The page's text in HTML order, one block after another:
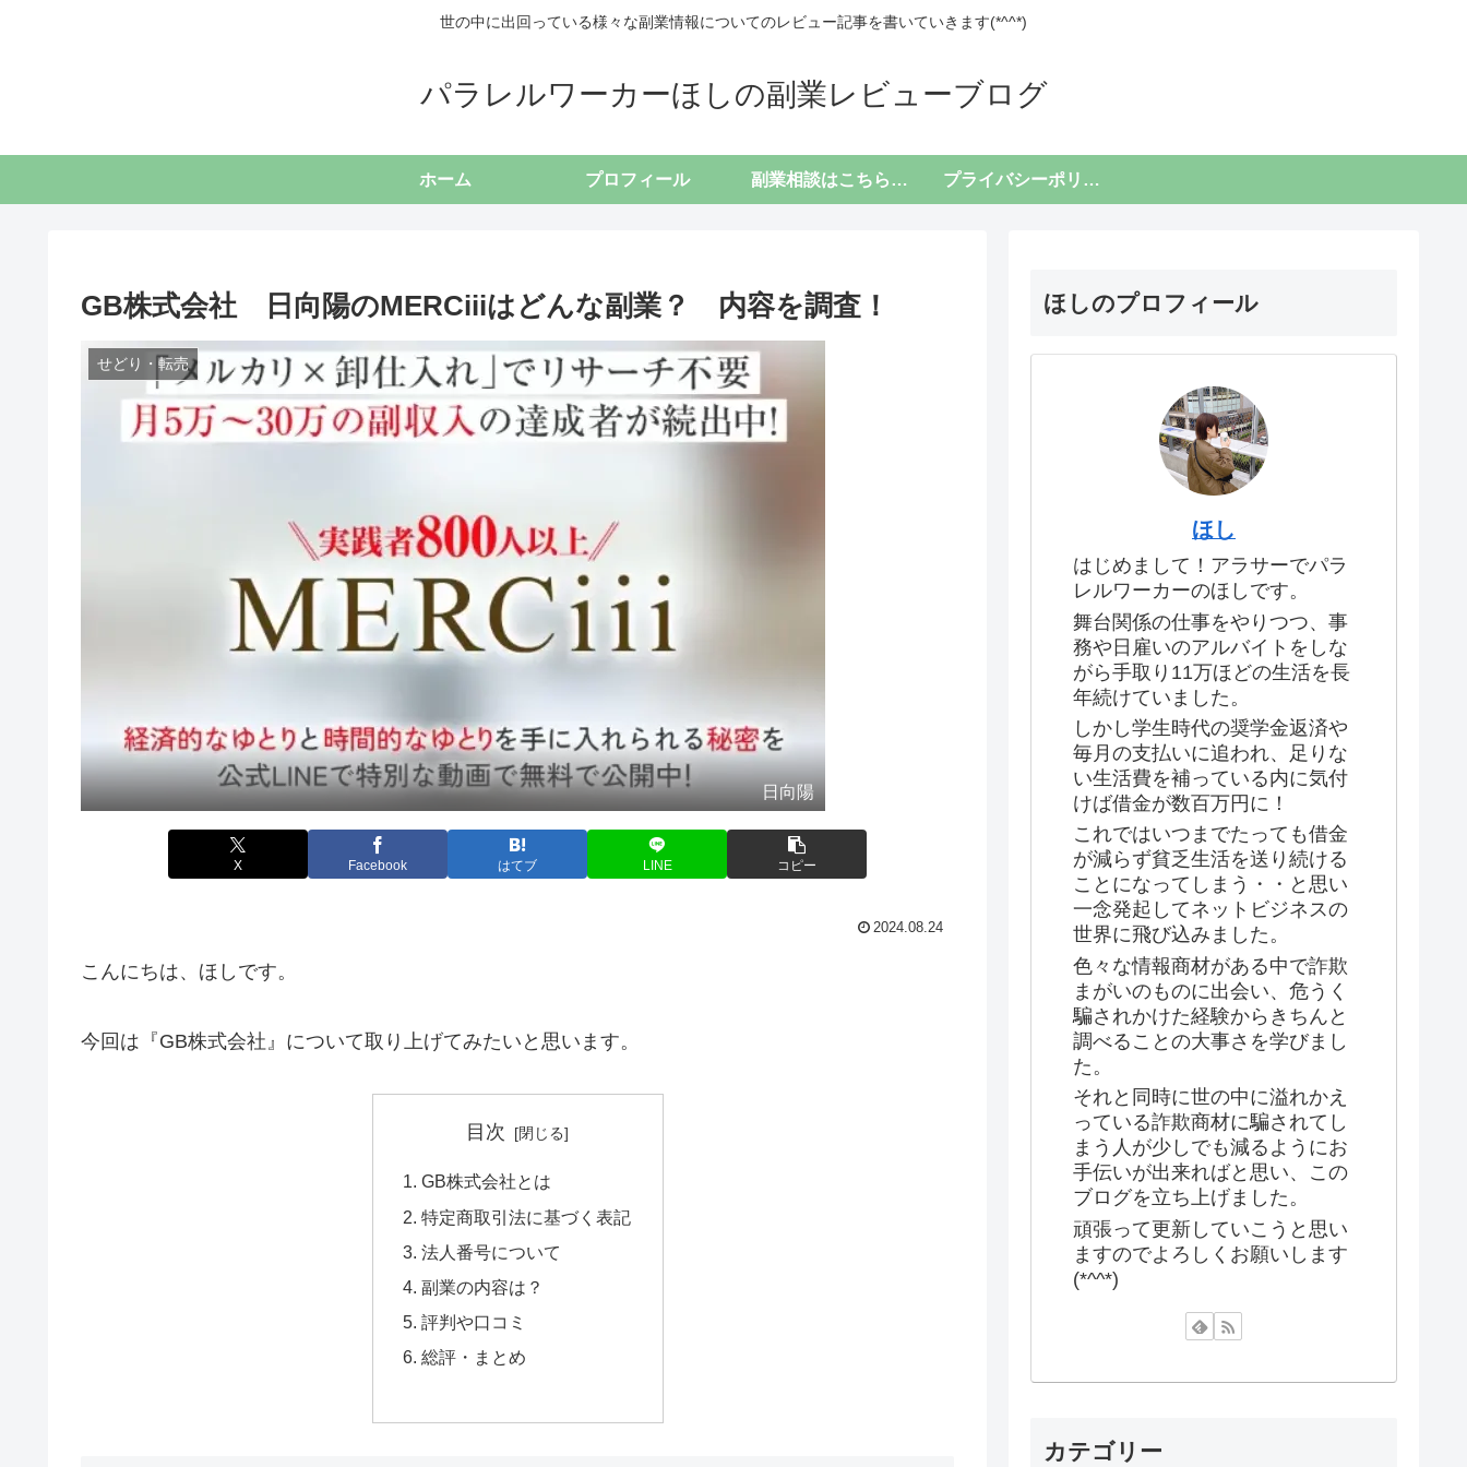
世の中に出回っている様々な副業情報についてのレビュー記事を書いていきます(*^^*)
パラレルワーカーほしの副業レビューブログ
ホーム プロフィール 副業相談はこちらから プライバシーポリシー
GB株式会社 日向陽のMERCiiiはどんな副業？ 内容を調査！
せどり・転売
日向陽
X Facebook はてブ LINE コピー
2024.08.24
こんにちは、ほしです。
今回は『GB株式会社』について取り上げてみたいと思います。
目次
GB株式会社とは
特定商取引法に基づく表記
法人番号について
副業の内容は？
評判や口コミ
総評・まとめ
ほしのプロフィール
ほし
はじめまして！アラサーでパラ
レルワーカーのほしです。
舞台関係の仕事をやりつつ、事
務や日雇いのアルバイトをしな
がら手取り11万ほどの生活を長
年続けていました。
しかし学生時代の奨学金返済や
毎月の支払いに追われ、足りな
い生活費を補っている内に気付
けば借金が数百万円に！
これではいつまでたっても借金
が減らず貧乏生活を送り続ける
ことになってしまう・・と思い
一念発起してネットビジネスの
世界に飛び込みました。
色々な情報商材がある中で詐欺
まがいのものに出会い、危うく
騙されかけた経験からきちんと
調べることの大事さを学びまし
た。
それと同時に世の中に溢れかえ
っている詐欺商材に騙されてし
まう人が少しでも減るようにお
手伝いが出来ればと思い、この
ブログを立ち上げました。
頑張って更新していこうと思い
ますのでよろしくお願いします
(*^^*)
カテゴリー